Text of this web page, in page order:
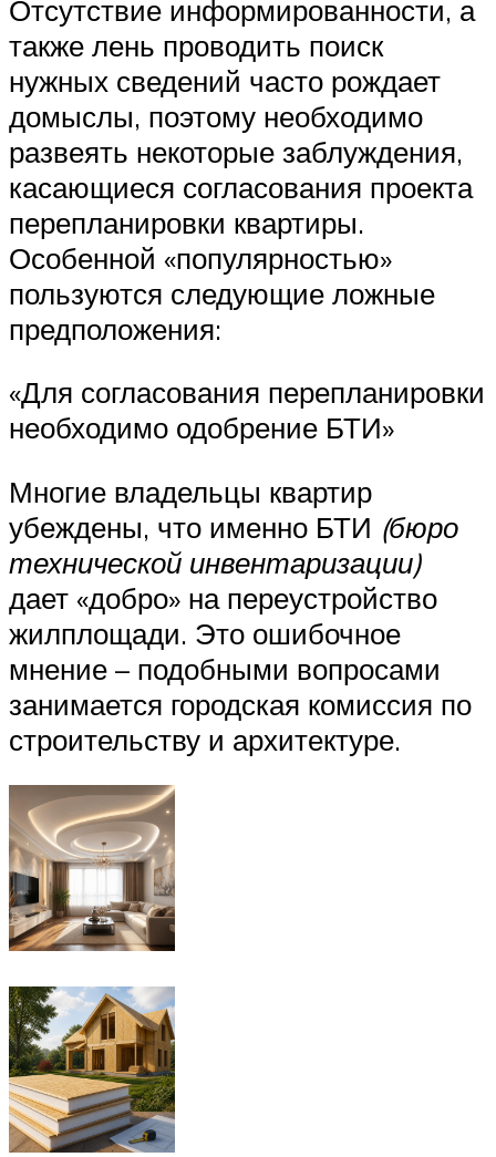
Отсутствие информированности, а
также лень проводить поиск
нужных сведений часто рождает
домыслы, поэтому необходимо
развеять некоторые заблуждения,
касающиеся согласования проекта
перепланировки квартиры.
Особенной «популярностью»
пользуются следующие ложные
предположения:
«Для согласования перепланировки
необходимо одобрение БТИ»
Многие владельцы квартир
убеждены, что именно БТИ (бюро
технической инвентаризации)
дает «добро» на переустройство
жилплощади. Это ошибочное
мнение – подобными вопросами
занимается городская комиссия по
строительству и архитектуре.